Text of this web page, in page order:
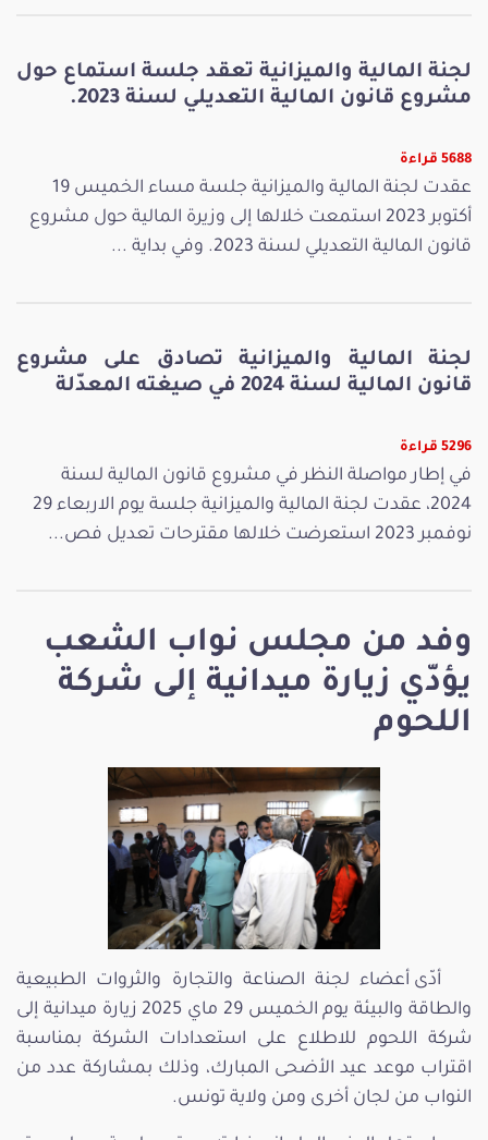
وفد من مجلس نواب الشعب
يؤدّي زيارة ميدانية إلى شركة
اللحوم
أدّى أعضاء لجنة الصناعة والتجارة والثروات الطبيعية
والطاقة والبيئة يوم الخميس 29 ماي 2025 زيارة ميدانية إلى
شركة اللحوم للاطلاع على استعدادات الشركة بمناسبة
اقتراب موعد عيد الأضحى المبارك، وذلك بمشاركة عدد من
النواب من لجان أخرى ومن ولاية تونس.
لجنة المالية والميزانية تعقد جلسة استماع حول
مشروع قانون المالية التعديلي لسنة 2023.
5688 قراءة
عقدت لجنة المالية والميزانية جلسة مساء الخميس 19
أكتوبر 2023 استمعت خلالها إلى وزيرة المالية حول مشروع
قانون المالية التعديلي لسنة 2023. وفي بداية ...
لجنة المالية والميزانية تصادق على مشروع
قانون المالية لسنة 2024 في صيغته المعدّلة
5296 قراءة
في إطار مواصلة النظر في مشروع قانون المالية لسنة
2024، عقدت لجنة المالية والميزانية جلسة يوم الاربعاء 29
نوفمبر 2023 استعرضت خلالها مقترحات تعديل فص...